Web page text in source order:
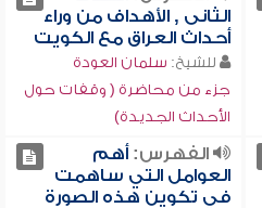
الثانى , الأهداف من وراء
أحداث العراق مع الكويت
للشيخ: سلمان العودة
جزء من محاضرة ( وقفات حول
الأحداث الجديدة)
الفهرس:أهم
العوامل التي ساهمت
في تكوين هذه الصورة